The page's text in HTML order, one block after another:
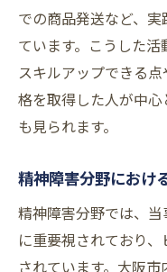
での商品発送など、
ています。こうした
スキルアップできる
格を取得した人が中
も見られます。
精神障害分野におけ
精神障害分野では、
に重要視されており
されています。大阪